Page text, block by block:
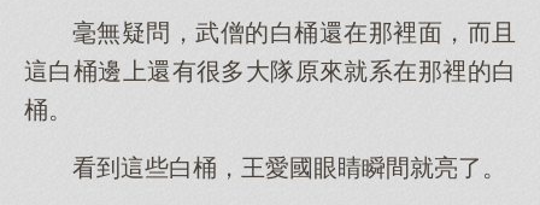
毫無疑問，武僧的白桶還在那裡面，而且
這白桶邊上還有很多大隊原來就系在那裡的白
桶。
看到這些白桶，王愛國眼睛瞬間就亮了。